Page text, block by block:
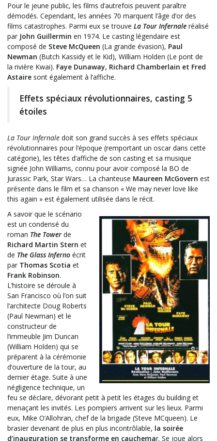
Pour le jeune public, les films d’autrefois peuvent paraître
démodés. Cependant, les années 70 marquent l’âge d’or des
films catastrophes. Parmi eux se trouve La Tour Infernale réalisé
par John Guillermin en 1974. Le casting légendaire est
composé de Steve McQueen (La grande évasion), Paul
Newman (Butch Kassidy et le Kid), William Holden (Le pont de
la rivière Kwai). Faye Dunaway, Richard Chamberlain et Fred
Astaire sont également à l’affiche.
Effets spéciaux révolutionnaires, casting 5
étoiles
La Tour Infernale doit son grand succès à ses effets spéciaux
révolutionnaires pour l’époque (remportant un oscar dans cette
catégorie), les têtes d’affiche de son casting et sa musique
signée John Williams, connu pour avoir composé la BO de
Jurassic Park, Star Wars… La chanteuse Maureen McGovern est
présente dans le film et sa chanson « We may never love like
this again » est également utilisée dans le récit.
A savoir que le scénario
est un condensé du
roman The Tower de
Richard Martin Stern et
de The Glass Inferno écrit
par Thomas Scotia et
Frank Robinson.
L’histoire se déroule à
San Francisco où l’on suit
l’architecte Doug Roberts
(Paul Newman) et le
constructeur de
l’immeuble Jim Duncan
(William Holden) qui se
préparent à la cérémonie
d’ouverture de la tour, au
dernier étage. Suite à une
négligence technique, un
feu se déclare, dévorant petit à petit les étages du building et
menaçant les invités. Les pompiers arrivent sur les lieux. Parmi
eux, Mike O’Allohran, chef de la brigade (Steve MCqueen). Le
brasier devenant de plus en plus incontrôlable, la soirée
d’inauguration se transforme en cauchemar. Se joue alors